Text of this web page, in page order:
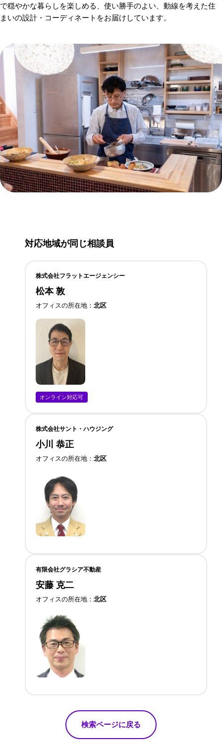
で穏やかな暮らしを楽しめる、使い勝手のよい、動線を考えた住
まいの設計・コーディネートをお届けしています。
対応地域が同じ相談員
株式会社フラットエージェンシー
松本 敦
オフィスの所在地 北区
オンライン対応可
株式会社サント・ハウジング
小川 恭正
オフィスの所在地 北区
有限会社グラシア不動産
安藤 克二
オフィスの所在地 北区
検索ページに戻る